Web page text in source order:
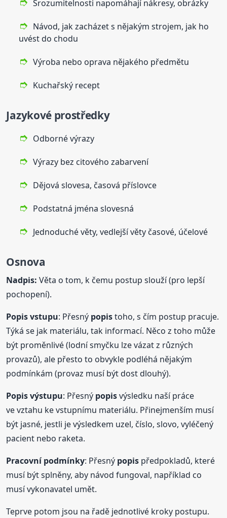
Srozumitelnosti napomáhají nákresy, obrázky
Návod, jak zacházet s nějakým strojem, jak ho
uvést do chodu
Výroba nebo oprava nějakého předmětu
Kuchařský recept
Jazykové prostředky
Odborné výrazy
Výrazy bez citového zabarvení
Dějová slovesa, časová příslovce
Podstatná jména slovesná
Jednoduché věty, vedlejší věty časové, účelové
Osnova
Nadpis: Věta o tom, k čemu postup slouží (pro lepší
pochopení).
Popisvstupu: Přesný popistoho, s čím postup pracuje.
Týká se jak materiálu, tak informací. Něco z toho může
být proměnlivé (lodní smyčku lze vázat z různých
provazů), ale přesto to obvykle podléhá nějakým
podmínkám (provaz musí být dost dlouhý).
Popisvýstupu: Přesný popisvýsledku naší práce
ve vztahu ke vstupnímu materiálu. Přinejmenším musí
být jasné, jestli je výsledkem uzel, číslo, slovo, vyléčený
pacient nebo raketa.
Pracovní podmínky: Přesný popis předpokladů, které
musí být splněny, aby návod fungoval, například co
musí vykonavatel umět.
Teprve potom jsou na řadě jednotlivé kroky postupu.